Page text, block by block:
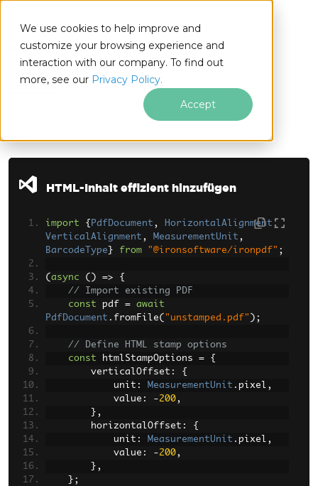
We use cookies to help improve and
customize your browsing experience and
interaction with our company. To find out
more, see our Privacy Policy.
Accept
Node.js
Zum Fußzeileninhalt springen
HTML-Inhalt effizient hinzufügen
import { PdfDocument , HorizontalAlignment ,
VerticalAlignment , MeasurementUnit ,
BarcodeType } from "@ironsoftware/ironpdf" ;
( async () =>
{
// Import existing PDF
const pdf =
await
PdfDocument . fromFile( "unstamped.pdf" );
// Define HTML stamp options
const htmlStampOptions =
{
        verticalOffset
:
{
            unit
: MeasurementUnit . pixel ,
            value
: -200,
},
        horizontalOffset
:
{
            unit
: MeasurementUnit . pixel ,
            value
: -200,
},
};